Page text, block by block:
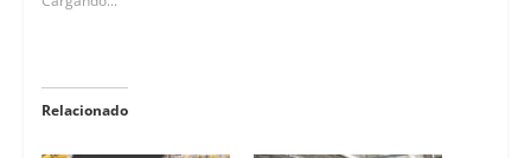
Relacionado